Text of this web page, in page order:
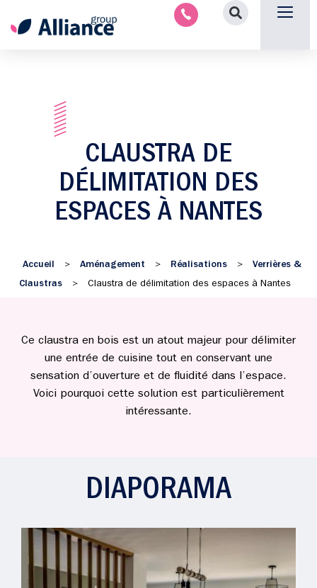
CLAUSTRA DE
DÉLIMITATION DES
ESPACES À NANTES
Accueil > Aménagement > Réalisations >
Verrières &
Claustras
> Claustra de délimitation des espaces à Nantes
Ce claustra en bois est un atout majeur pour délimiter
une entrée de cuisine tout en conservant une
sensation d’ouverture et de fluidité dans l’espace.
Voici pourquoi cette solution est particulièrement
intéressante.
DIAPORAMA